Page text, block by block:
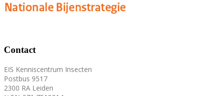
Contact
EIS Kenniscentrum Insecten
Postbus 9517
2300 RA Leiden